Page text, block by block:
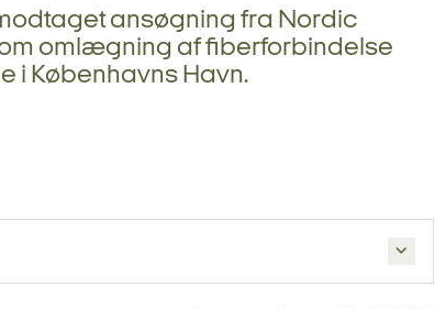
ansøgning fra Nordic
omlægning af fiberforbindelse
i Københavns Havn.